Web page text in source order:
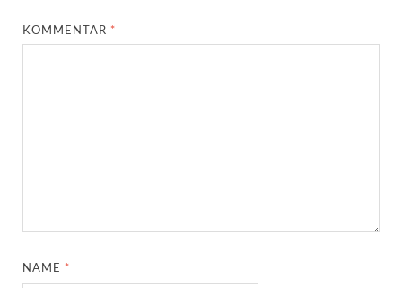
KOMMENTAR *
NAME *